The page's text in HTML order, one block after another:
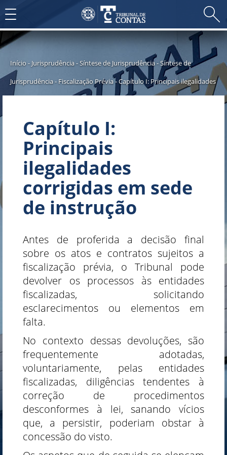
Toggle
navigation
Início-Jurisprudência -Síntese de Jurisprudência -Síntese de
Jurisprudência - Fiscalização Prévia -Capítulo I: Principais ilegalidades
Capítulo I:
Principais
ilegalidades
corrigidas em sede
de instrução
Antes de proferida a decisão final
sobre os atos e contratos sujeitos a
fiscalização prévia, o Tribunal pode
devolver os processos às entidades
fiscalizadas, solicitando
esclarecimentos ou elementos em
falta.
No contexto dessas devoluções, são
frequentemente adotadas,
voluntariamente, pelas entidades
fiscalizadas, diligências tendentes à
correção de procedimentos
desconformes à lei, sanando vícios
que, a persistir, poderiam obstar à
concessão do visto.